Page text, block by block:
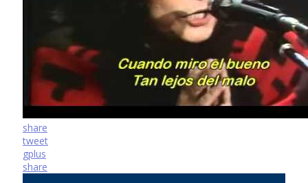
share
tweet
gplus
share